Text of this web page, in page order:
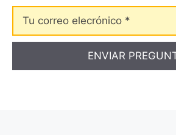
Tu
correo
elecrónico